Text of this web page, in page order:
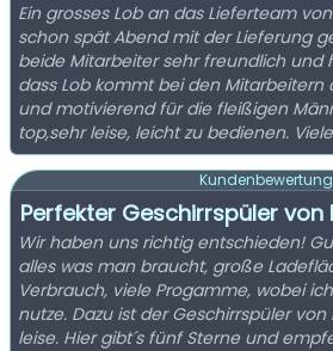
Ein grosses Lob an das Lieferteam
schon spät Abend mit der Lieferung
beide Mitarbeiter sehr freundlich und
dass Lob kommt bei den Mitarbeitern
und motivierend für die fleißigen
top,sehr leise, leicht zu bedienen.
Perfekter Geschirrspüler von
Wir haben uns richtig entschieden!
alles was man braucht, große
Verbrauch, viele Progamme, wobei
nutze. Dazu ist der Geschirrspüler
leise. Hier gibt´s fünf Sterne und